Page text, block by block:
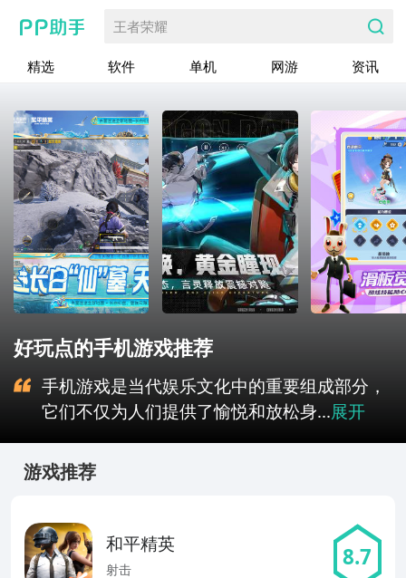
王者荣耀
精选 软件 单机 网游 资讯
好玩点的手机游戏推荐
手机游戏是当代娱乐文化中的重要组成部分，
它们不仅为人们提供了愉悦和放松身...展开
游戏推荐
和平精英
射击 8.7